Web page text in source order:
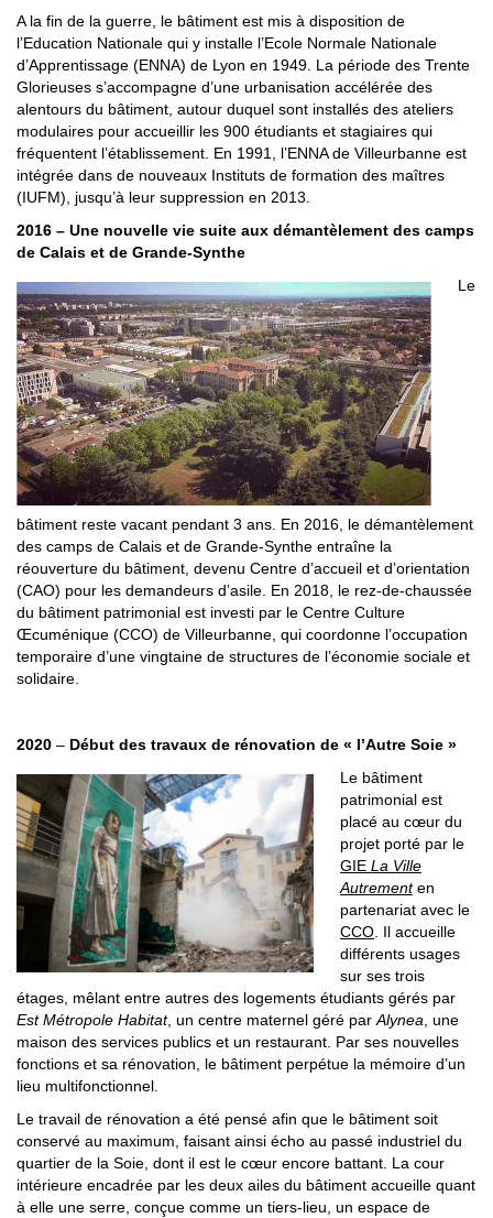
A la fin de la guerre, le bâtiment est mis à disposition de
l’Education Nationale qui y installe l’Ecole Normale Nationale
d’Apprentissage (ENNA) de Lyon en 1949. La période des Trente
Glorieuses s’accompagne d’une urbanisation accélérée des
alentours du bâtiment, autour duquel sont installés des ateliers
modulaires pour accueillir les 900 étudiants et stagiaires qui
fréquentent l’établissement. En 1991, l’ENNA de Villeurbanne est
intégrée dans de nouveaux Instituts de formation des maîtres
(IUFM), jusqu’à leur suppression en 2013.
2016 – Une nouvelle vie suite aux démantèlement des camps
de Calais et de Grande-Synthe
Le
bâtiment reste vacant pendant 3 ans. En 2016, le démantèlement
des camps de Calais et de Grande-Synthe entraîne la
réouverture du bâtiment, devenu Centre d’accueil et d’orientation
(CAO) pour les demandeurs d’asile. En 2018, le rez-de-chaussée
du bâtiment patrimonial est investi par le Centre Culture
Œcuménique (CCO) de Villeurbanne, qui coordonne l’occupation
temporaire d’une vingtaine de structures de l’économie sociale et
solidaire.
2020 – Début des travaux de rénovation de « l’Autre Soie »
Le bâtiment
patrimonial est
placé au cœur du
projet porté par le
GIE La Ville
Autrementen
partenariat avec le
CCO . Il accueille
différents usages
sur ses trois
étages, mêlant entre autres des logements étudiants gérés par
Est Métropole Habitat, un centre maternel géré par Alynea , une
maison des services publics et un restaurant. Par ses nouvelles
fonctions et sa rénovation, le bâtiment perpétue la mémoire d’un
lieu multifonctionnel.
Le travail de rénovation a été pensé afin que le bâtiment soit
conservé au maximum, faisant ainsi écho au passé industriel du
quartier de la Soie, dont il est le cœur encore battant. La cour
intérieure encadrée par les deux ailes du bâtiment accueille quant
à elle une serre, conçue comme un tiers-lieu, un espace de